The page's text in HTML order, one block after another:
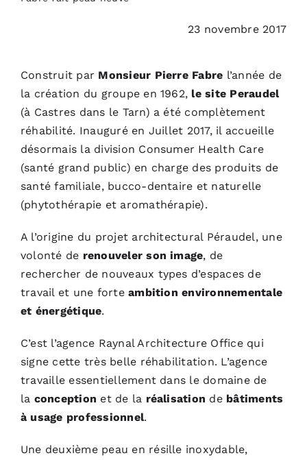
23 novembre 2017
Construit par Monsieur Pierre Fabre l’année de
la création du groupe en 1962, le site Peraudel
(à Castres dans le Tarn) a été complètement
réhabilité. Inauguré en Juillet 2017, il accueille
désormais la division Consumer Health Care
(santé grand public) en charge des produits de
santé familiale, bucco-dentaire et naturelle
(phytothérapie et aromathérapie).
A l’origine du projet architectural Péraudel, une
volonté de renouveler son image, de
rechercher de nouveaux types d’espaces de
travail et une forteambition environnementale
et énergétique.
C’est l’agence Raynal Architecture Officequi
signe cette très belle réhabilitation. L’agence
travaille essentiellement dans le domaine de
la conception et de la réalisation de bâtiments
à usage professionnel.
Une deuxième peau en résille inoxydable,
S’ABONNER